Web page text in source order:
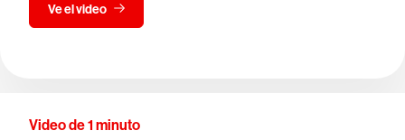
Ve el video
Video de 1 minuto